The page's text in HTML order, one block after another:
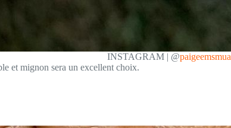
INSTAGRAM | @paigeemsmua
et mignon sera un excellent choix.